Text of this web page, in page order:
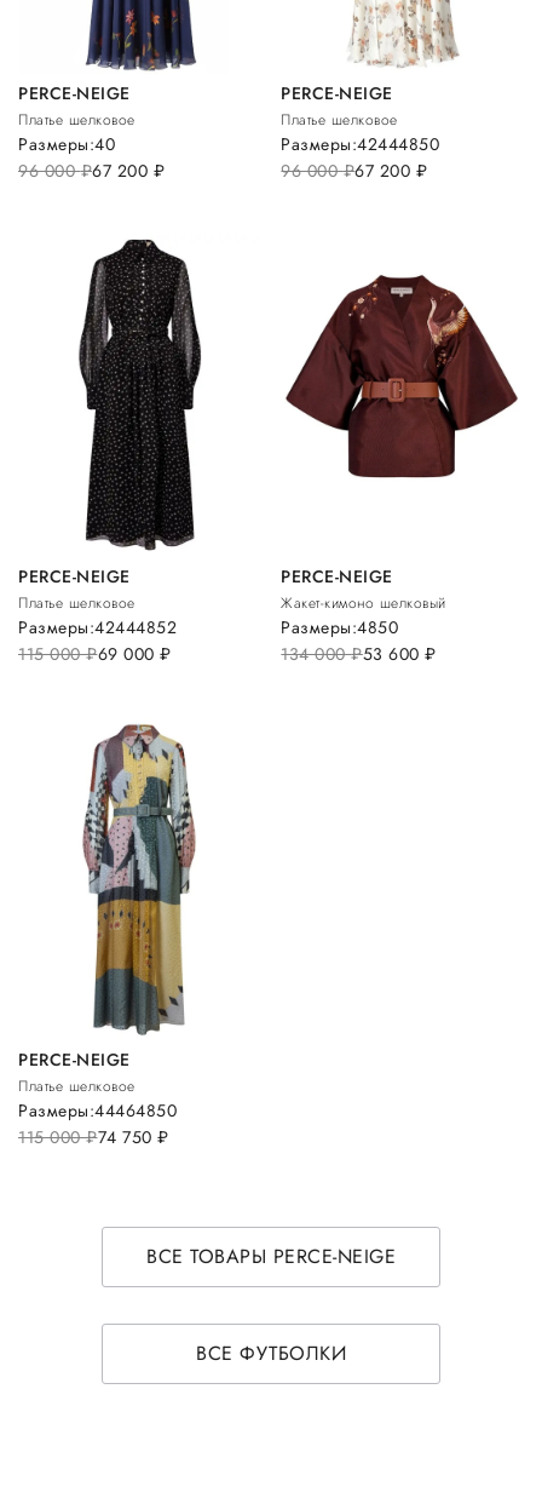
PERCE-NEIGE
Платье шелковое
96 000руб.67 200 руб.
Размеры:40
PERCE-NEIGE
Платье шелковое
96 000руб.67 200 руб.
Размеры:42444850
PERCE-NEIGE
Платье шелковое
115 000руб.69 000 руб.
Размеры:42444852
PERCE-NEIGE
Жакет-кимоно шелковый
134 000руб.53 600руб.
Размеры:4850
PERCE-NEIGE
Платье шелковое
115 000руб.74 750 руб.
Размеры:44464850
ВСЕ ТОВАРЫ PERCE-NEIGE
ВСЕ ФУТБОЛКИ